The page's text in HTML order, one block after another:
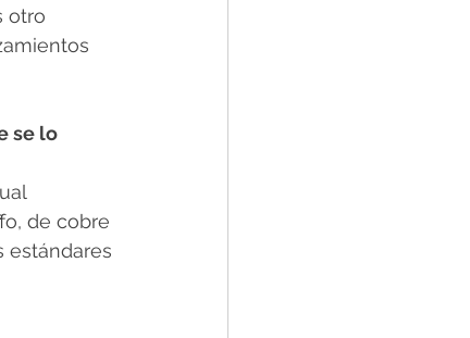
otro
se lo
de cobre
estándares